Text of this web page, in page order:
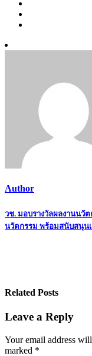
Author
Post
navigation
วช. มอบรางวัลผลงานนวั
นวัตกรรม พร้อมสนับสนุน
Related Posts
Leave a Reply
Your email address
marked *